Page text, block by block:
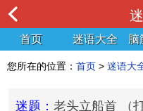
首页 迷语大全 脑
您所在的位置： 首页 > 迷语大
迷题：老头立船首 （